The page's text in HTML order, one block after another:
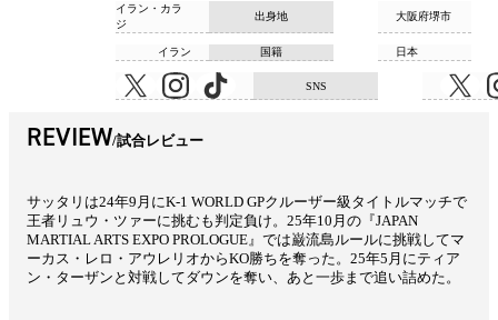
出身地
イラン・カラ
ジ
大阪府堺市
国籍
イラン 日本
SNS
REVIEW 試合レビュー
サッタリは24年9月にK-1 WORLD GPクルーザー級タイトルマッチで
王者リュウ・ツァーに挑むも判定負け。25年10月の『JAPAN
MARTIAL ARTS EXPO PROLOGUE』では巌流島ルールに挑戦してマ
ーカス・レロ・アウレリオからKO勝ちを奪った。25年5月にティア
ン・ターザンと対戦してダウンを奪い、あと一歩まで追い詰めた。